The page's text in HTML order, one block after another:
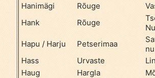
Hanimägi
Rõuge
Hank
Rõuge
Hapu / Harju
Petserimaa
Hass
Urvaste
Haug
Hargla